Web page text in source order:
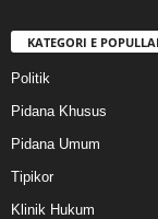
KATEGORI E
Politik
Pidana Khusus
Pidana Umum
Tipikor
Klinik Hukum